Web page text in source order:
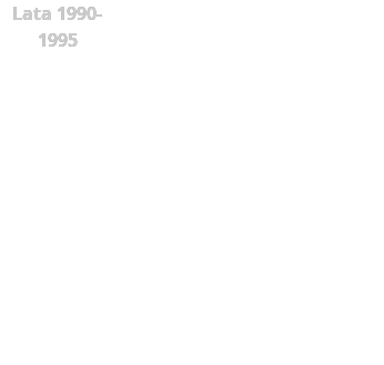
Lata 1990-
1995